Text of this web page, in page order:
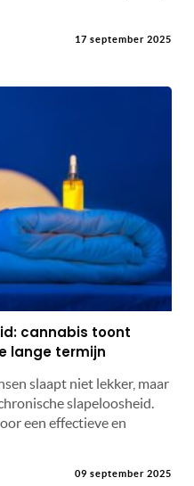
17 september 2025
cannabis toont
lange termijn
slaapt niet lekker, maar
slapeloosheid.
een effectieve en
09 september 2025